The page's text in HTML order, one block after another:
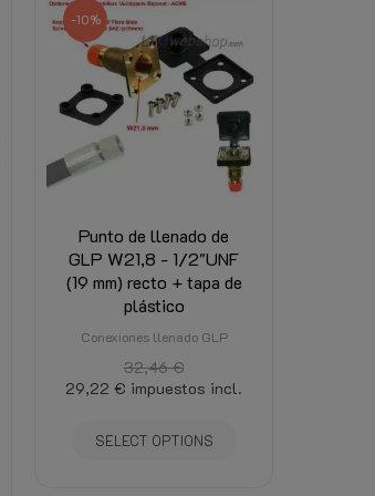
-10%
Punto de llenado de
GLP W21,8 - 1/2"UNF
(19 mm) recto + tapa de
plástico
Conexiones llenado GLP
32,46 €
29,22 € impuestos incl.
SELECT OPTIONS